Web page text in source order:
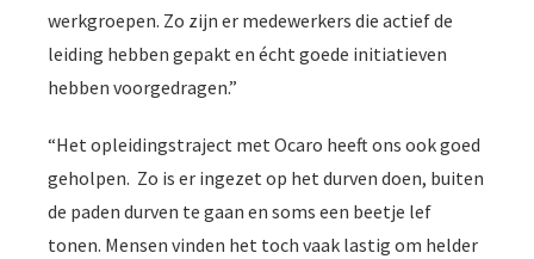
werkgroepen. Zo zijn er medewerkers die actief de
leiding hebben gepakt en écht goede initiatieven
hebben voorgedragen.”
“Het opleidingstraject met Ocaro heeft ons ook goed
geholpen. Zo is er ingezet op het durven doen, buiten
de paden durven te gaan en soms een beetje lef
tonen. Mensen vinden het toch vaak lastig om helder